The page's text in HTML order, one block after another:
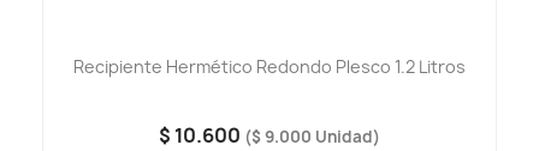
Recipiente Hermético Redondo Plesco 1.2 Litros
$ 10.600 ($ 9.000 Unidad)